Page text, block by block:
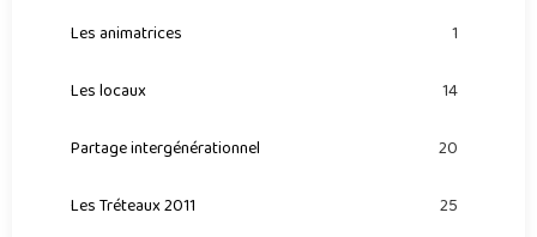
Les animatrices 1
Les locaux 14
Partage intergénérationnel 20
Les Tréteaux 2011 25